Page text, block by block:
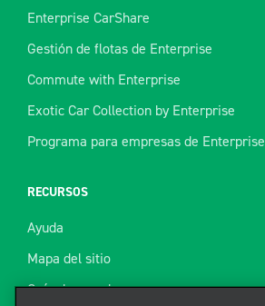
Enterprise CarShare
Gestión de flotas de Enterprise
Commute with Enterprise
Exotic Car Collection by Enterprise
Programa para empresas de Enterprise
RECURSOS
Ayuda
Mapa del sitio
Guía de remolque